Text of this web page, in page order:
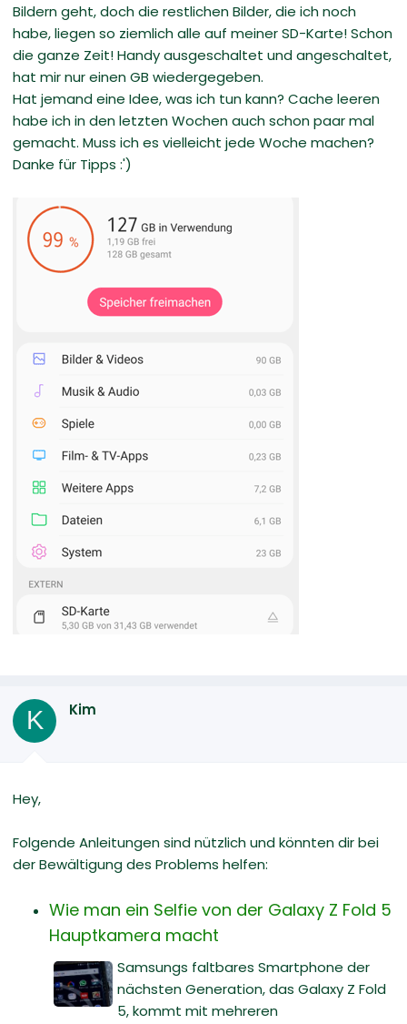
Bildern geht, doch die restlichen Bilder, die ich noch
habe, liegen so ziemlich alle auf meiner SD-Karte! Schon
die ganze Zeit! Handy ausgeschaltet und angeschaltet,
hat mir nur einen GB wiedergegeben.
Hat jemand eine Idee, was ich tun kann? Cache leeren
habe ich in den letzten Wochen auch schon paar mal
gemacht. Muss ich es vielleicht jede Woche machen?
Danke für Tipps :')
K Kim
Hey,
Folgende Anleitungen sind nützlich und könnten dir bei
der Bewältigung des Problems helfen:
Wie man ein Selfie von der Galaxy Z Fold 5
Hauptkamera macht
Samsungs faltbares Smartphone der
nächsten Generation, das Galaxy Z Fold
5, kommt mit mehreren